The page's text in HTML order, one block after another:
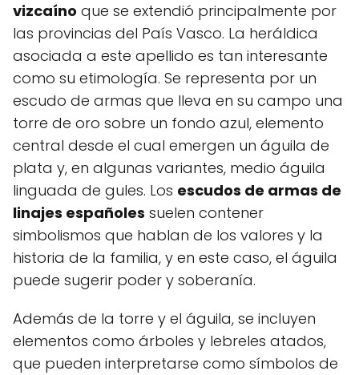
vizcaíno que se extendió principalmente por
las provincias del País Vasco. La heráldica
asociada a este apellido es tan interesante
como su etimología. Se representa por un
escudo de armas que lleva en su campo una
torre de oro sobre un fondo azul, elemento
central desde el cual emergen un águila de
plata y, en algunas variantes, medio águila
linguada de gules. Los escudos de armas de
linajes españoles suelen contener
simbolismos que hablan de los valores y la
historia de la familia, y en este caso, el águila
puede sugerir poder y soberanía.
Además de la torre y el águila, se incluyen
elementos como árboles y lebreles atados,
que pueden interpretarse como símbolos de